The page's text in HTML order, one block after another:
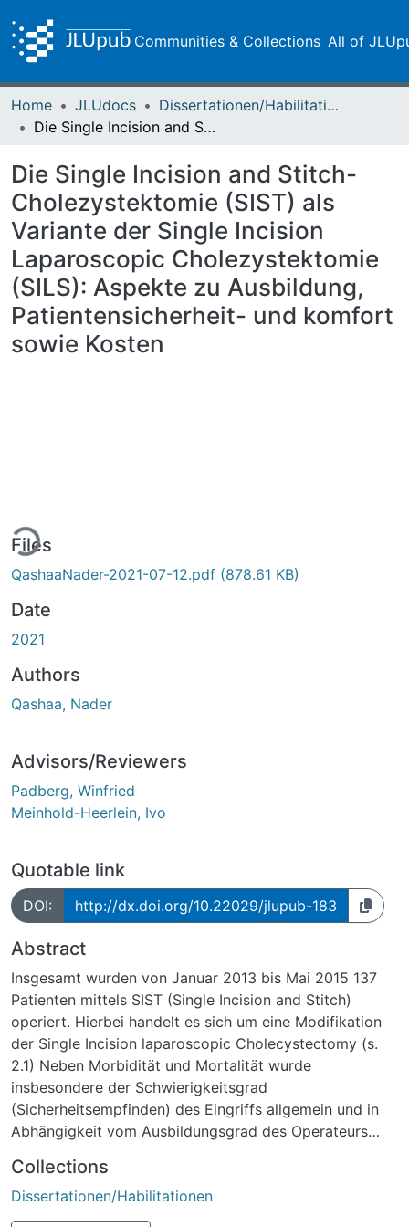
Communities & Collections All of
Home JLUdocs
Dissertationen/Habilitationen
Die Single Incision and Stitch-Cholezystektomie (SIST) als Variante der Single Incision Laparoscopic Cholezystektomie (SILS): Aspekte zu Ausbildung, Patientensicherheit- und komfort sowie Kosten
Die Single Incision and Stitch-
Cholezystektomie (SIST) als
Variante der Single Incision
Laparoscopic Cholezystektomie
(SILS): Aspekte zu Ausbildung,
Patientensicherheit- und komfort
sowie Kosten
Files
QashaaNader-2021-07-12.pdf (878.61 KB)
Date
2021
Authors
Qashaa, Nader
Advisors/Reviewers
Padberg, Winfried
Meinhold-Heerlein, Ivo
Quotable link
DOI: http://dx.doi.org/10.22029/jlupub-183
Abstract
Insgesamt wurden von Januar 2013 bis Mai 2015 137
Patienten mittels SIST (Single Incision and Stitch)
operiert. Hierbei handelt es sich um eine Modifikation
der Single Incision laparoscopic Cholecystectomy (s.
2.1) Neben Morbidität und Mortalität wurde
insbesondere der Schwierigkeitsgrad
(Sicherheitsempfinden) des Eingriffs allgemein und in
Abhängigkeit vom Ausbildungsgrad des Operateurs
wurde der postoperative Schmerz, die Traumatisierung
und das kosmetische Ergebnis quantifiziert sowie die
Kosten ermittelt.
Collections
Dissertationen/Habilitationen